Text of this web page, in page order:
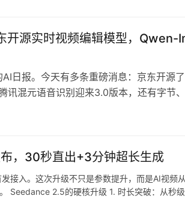
开源实时视频编辑模型，Qwen-
AI日报。今天有多条重磅消息：京东开源
讯混元语音识别迎来3.0版本，还有字节
，30秒直出+3分钟超长生成
接入。这次升级不只是参数提升，而是AI视
Seedance 2.5的硬核升级 1. 时长突破：从秒